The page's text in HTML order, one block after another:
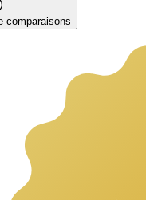
comparaisons